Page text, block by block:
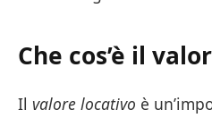
Che cos’è il
Il valore locativo è